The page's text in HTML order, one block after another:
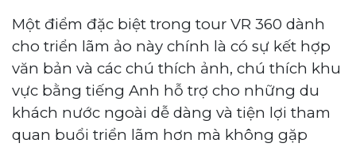
Một điểm đặc biệt trong tour VR 360 dành
cho triển lãm ảo này chính là có sự kết hợp
văn bản và các chú thích ảnh, chú thích khu
vực bằng tiếng Anh hỗ trợ cho những du
khách nước ngoài dễ dàng và tiện lợi tham
quan buổi triển lãm hơn mà không gặp